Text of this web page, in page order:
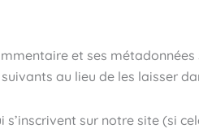
et ses
au lieu de les laisser
sur notre site (si